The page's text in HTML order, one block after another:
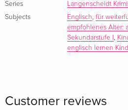
Lernerfolg
30 % Englischanteil
Für das 1.-2. Lernjahr an einer
wollen den Pferdedieben das
Series
Langenscheidt
Subjects
Englisch, für
empfohlenes Alter:
Sekundarstufe I ,
englisch lernen
Customer reviews